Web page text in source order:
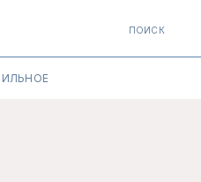
ПОИСК